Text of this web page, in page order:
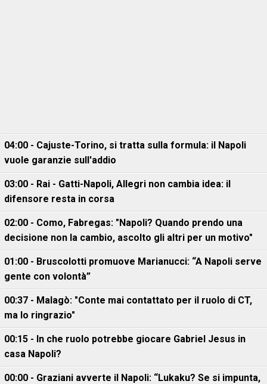
04:00 - Cajuste-Torino, si tratta sulla formula: il Napoli
vuole garanzie sull'addio
03:00 - Rai - Gatti-Napoli, Allegri non cambia idea: il
difensore resta in corsa
02:00 - Como, Fabregas: "Napoli? Quando prendo una
decisione non la cambio, ascolto gli altri per un motivo"
01:00 - Bruscolotti promuove Marianucci: “A Napoli serve
gente con volontà”
00:37 - Malagò: "Conte mai contattato per il ruolo di CT,
ma lo ringrazio"
00:15 - In che ruolo potrebbe giocare Gabriel Jesus in
casa Napoli?
00:00 - Graziani avverte il Napoli: “Lukaku? Se si impunta,